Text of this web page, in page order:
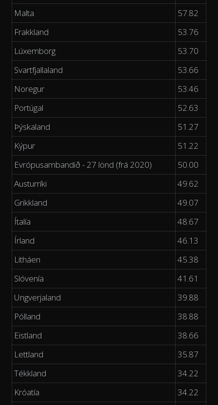
Malta
57.82
Frakkland
53.76
Lúxemborg
53.70
Svartfjallaland
53.66
Noregur
53.46
Portúgal
52.63
Þýskaland
51.27
Kýpur
51.22
Evrópusambandið - 27 lönd (frá 2020)
50.00
Austurríki
49.62
Grikkland
49.07
Ítalía
48.67
Írland
46.13
Litháen
45.38
Slóvenía
41.61
Ungverjaland
39.88
Pólland
38.88
Eistland
38.66
Lettland
35.87
Tékkland
34.22
Króatía
34.22